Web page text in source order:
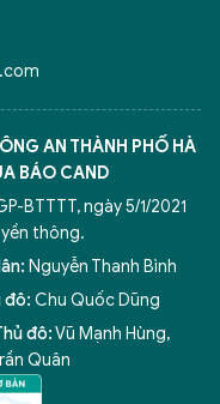
AN THÀNH PHỐ HÀ
BÁO CAND
BTTTT, ngày 5/1/2021
thông.
Nguyễn Thanh Bình
đô: Chu Quốc Dũng
đô:Vũ Mạnh Hùng,
Quân